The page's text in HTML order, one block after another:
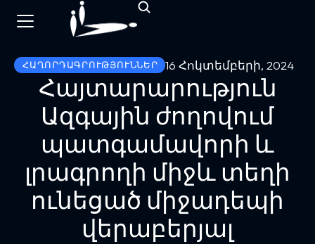
ՀԱՂՈՐԴԱԳՐՈՒԹՅՈՒՆՆԵՐ 16 Հոկտեմբերի, 2024
Հայտարարություն
Ազգային ժողովում
պատգամավորի և
լրագրողի միջև տեղի
ունեցած միջադեպի
վերաբերյալ